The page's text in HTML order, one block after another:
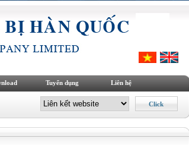
Tuyển dụng Liên hệ